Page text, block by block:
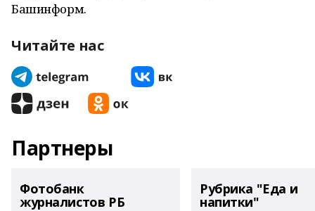
Башинформ.
Читайте нас
Партнеры
Фотобанк
журналистов РБ
Рубрика "Еда и
напитки"